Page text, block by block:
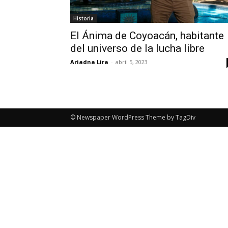
Historia
El Ánima de Coyoacán, habitante
del universo de la lucha libre
Ariadna Lira - abril 5, 2023
© Newspaper WordPress Theme by TagDiv